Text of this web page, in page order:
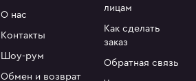
О нас
Контакты
Шоу-рум
Обмен и возврат
лицам
Как сделать
заказ
Обратная связь